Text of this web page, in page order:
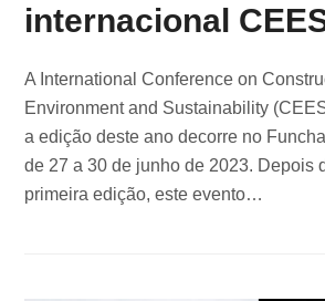
internacional
A International Conference on
Environment and Sustainability
a edição deste ano decorre no
de 27 a 30 de junho de 2023. Depois
primeira edição, este evento…